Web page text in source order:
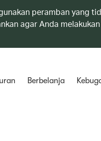
peramban yang
agar Anda
Berbelanja